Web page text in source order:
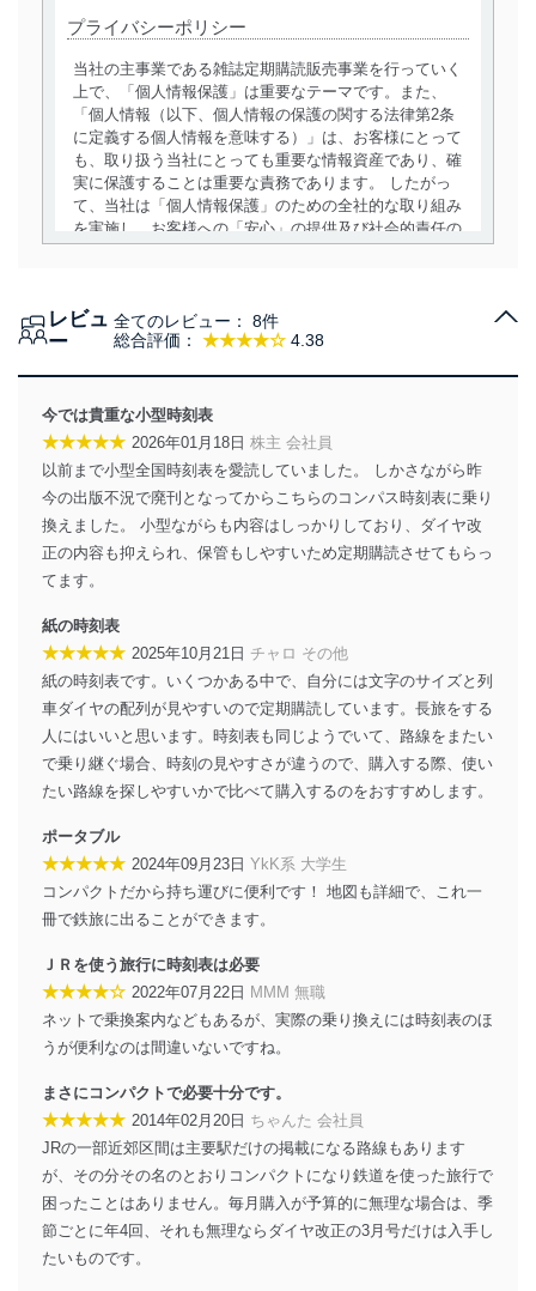
プライバシーポリシー
当社の主事業である雑誌定期購読販売事業を行っていく
上で、「個人情報保護」は重要なテーマです。また、
「個人情報（以下、個人情報の保護の関する法律第2条
に定義する個人情報を意味する）」は、お客様にとって
も、取り扱う当社にとっても重要な情報資産であり、確
実に保護することは重要な責務であります。 したがっ
て、当社は「個人情報保護」のための全社的な取り組み
を実施し、お客様への「安心」の提供及び社会的責任の
当社は、個人情報の取得・利用・提供に際して、その利
達成に必要な範囲内で適法かつ公正な手段によって取
得・利用・提供を行います。また、当社が保有している
個人情報は、同意を得ずに目的外利用、第三者への提
供・開示は行いません。当社においてはこれらの取り組
みを確実にするため、従業者等の教育を徹底してまいり
ます。また、目的外利用を行わないために、適切な管理
措置を講じます。
法令遵守
その他の規範を遵守します。また、当社の管理の仕組み
に、これらの法令及びその他の規範を常に適合させま
す。
個人情報の安全管理措置
当社は、個人情報の正確性及び安全性を確保するため
に、下記セキュリティ対策をはじめとする安全対策を実
正に努めます。
アクセス制御
個人データを取り扱うことのできる機器及び当該
機器を取り扱う従業者を明確化し、 個人データへ
の不要なアクセスを防止しています。
アクセス者の識別と認証
機器に標準装備されているユーザー制御機能（ユ
ーザーアカウント制御）により、個人情報データ
ベース等を取り扱う情報システムを使用する従業
外部からの不正アクセス等の防止
個人データを取り扱う機器等のオペレーティング
システムを最新の状態に保持しています。
個人データを取り扱う機器等にセキュリティ対策
ソフトウェア等を導入し、自動更新 機能等の活用
により、これを最新状態としています。
情報システムの使用に伴う漏洩等の防止
レビュ
ー
総合評価： ★★★★☆ 4.38
全てのレビュー： 8件
今では貴重な小型時刻表
★★★★★ 2026年01月18日 株主 会社員
以前まで小型全国時刻表を愛読していました。 しかさながら昨
今の出版不況で廃刊となってからこちらのコンパス時刻表に乗り
換えました。 小型ながらも内容はしっかりしており、ダイヤ改
正の内容も抑えられ、保管もしやすいため定期購読させてもらっ
てます。
紙の時刻表
★★★★★ 2025年10月21日 チャロ その他
紙の時刻表です。いくつかある中で、自分には文字のサイズと列
車ダイヤの配列が見やすいので定期購読しています。長旅をする
人にはいいと思います。時刻表も同じようでいて、路線をまたい
で乗り継ぐ場合、時刻の見やすさが違うので、購入する際、使い
たい路線を探しやすいかで比べて購入するのをおすすめします。
ポータブル
★★★★★ 2024年09月23日 YkK系 大学生
コンパクトだから持ち運びに便利です！ 地図も詳細で、これ一
冊で鉄旅に出ることができます。
ＪＲを使う旅行に時刻表は必要
★★★★☆ 2022年07月22日 MMM 無職
ネットで乗換案内などもあるが、実際の乗り換えには時刻表のほ
うが便利なのは間違いないですね。
まさにコンパクトで必要十分です。
★★★★★ 2014年02月20日 ちゃんた 会社員
JRの一部近郊区間は主要駅だけの掲載になる路線もあります
が、その分その名のとおりコンパクトになり鉄道を使った旅行で
困ったことはありません。毎月購入が予算的に無理な場合は、季
節ごとに年4回、それも無理ならダイヤ改正の3月号だけは入手し
たいものです。